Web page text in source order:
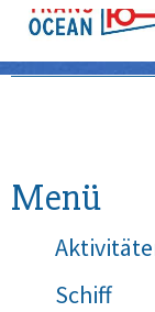
Menü
Schiff